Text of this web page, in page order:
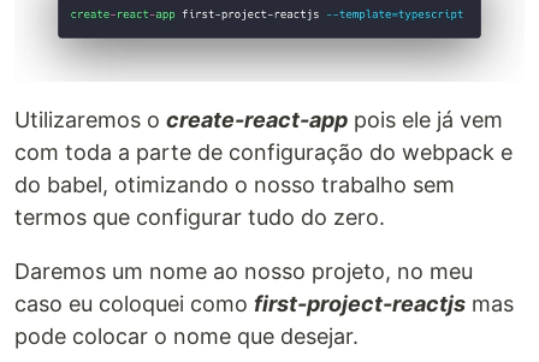
Utilizaremos o create-react-app pois ele já vem
com toda a parte de configuração do webpack e
do babel, otimizando o nosso trabalho sem
termos que configurar tudo do zero.
Daremos um nome ao nosso projeto, no meu
caso eu coloquei como first-project-reactjs mas
pode colocar o nome que desejar.